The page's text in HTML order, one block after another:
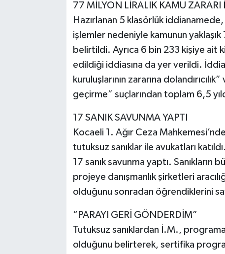
77 MİLYON LİRALIK KAMU ZARARI
Hazırlanan 5 klasörlük
işlemler nedeniyle kamunun
belirtildi. Ayrıca 6 bin 233 kişiye ait
edildiği iddiasına da yer verildi.
kuruluşlarının zararına
geçirme” suçlarından toplam 6,5
17 SANIK SAVUNMA YAPTI
Kocaeli 1. Ağır Ceza
tutuksuz sanıklar ile avukatları
17 sanık savunma yaptı. Sanıkların
projeye danışmanlık şirketleri
olduğunu sonradan öğrendiklerini
“PARAYI GERİ GÖNDERDİM”
Tutuksuz sanıklardan İ.M., programa
olduğunu belirterek, sertifika